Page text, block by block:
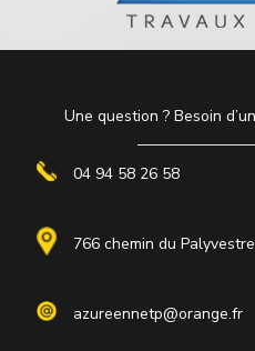
Une question ? Besoin
04 94 58 26 58
766 chemin du
azureennetp@orange.fr